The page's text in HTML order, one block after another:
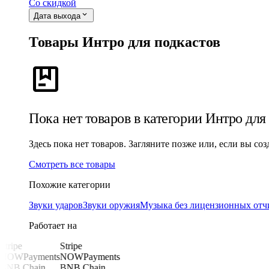
Со скидкой
Дата выхода expand_more
Товары Интро для подкастов
package
Пока нет товаров в категории Интро для
Здесь пока нет товаров. Загляните позже или, если вы
Смотреть все товары
Похожие категории
Звуки ударовЗвуки оружияМузыка без лицензионных
Работает на
Stripe
NOWPayments